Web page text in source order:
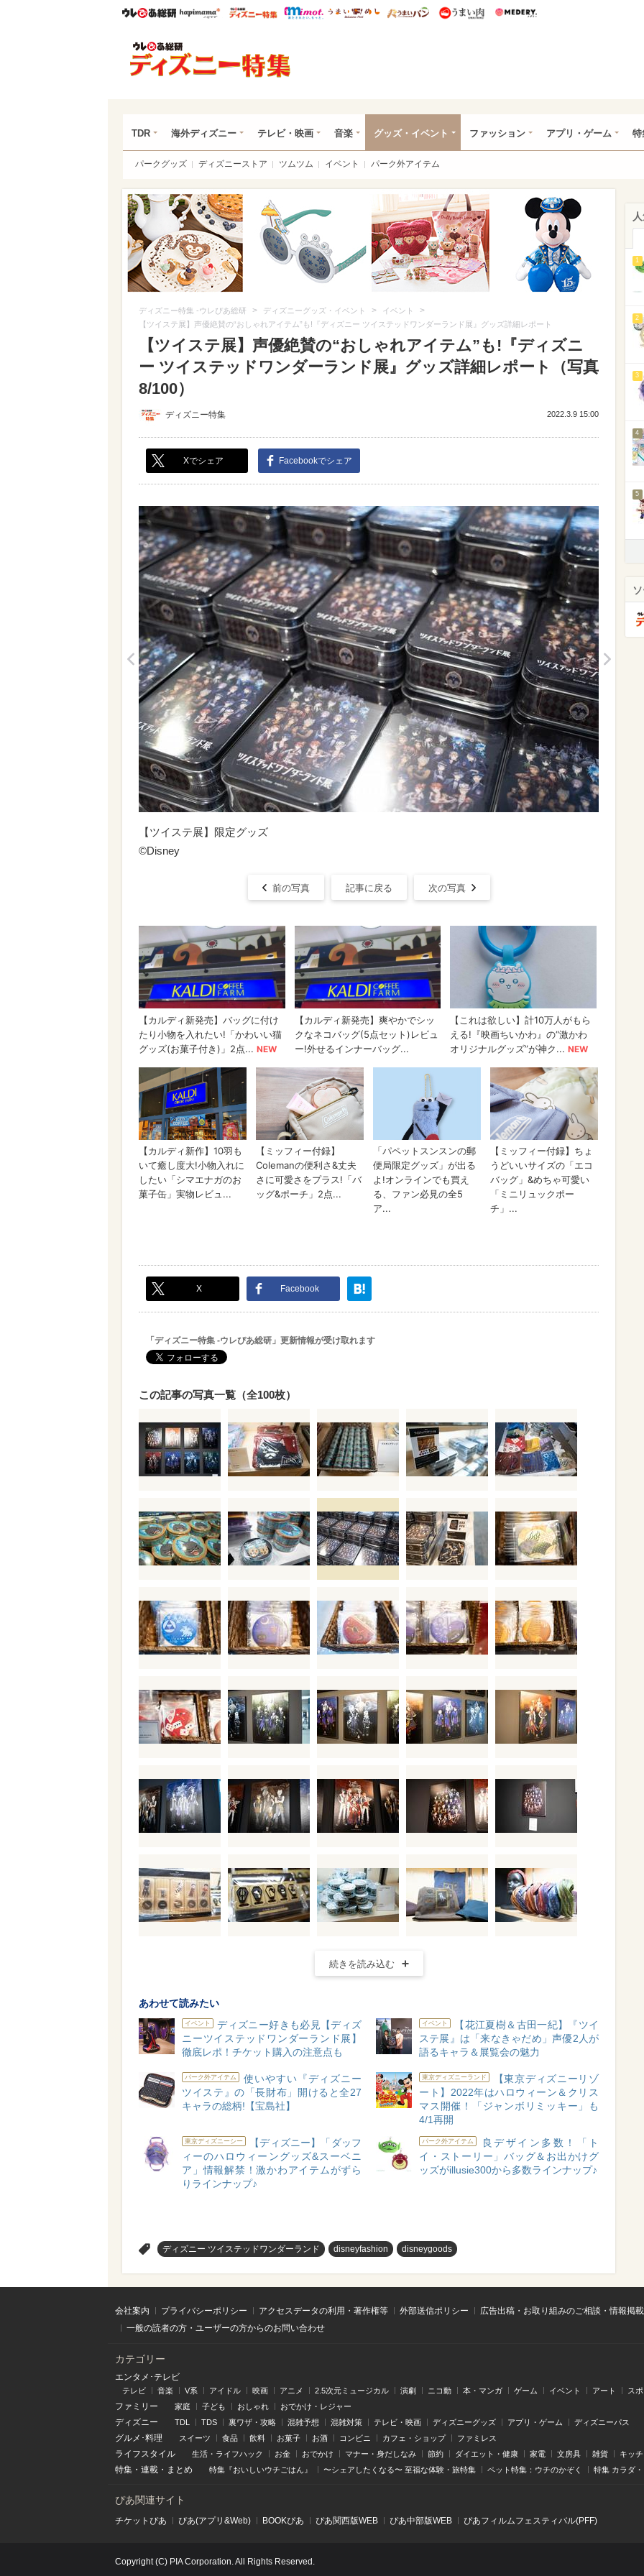
ウレぴあ総研ハピママ* ウレぴあ総研 ディズニー特集
mimot. うまいめし うまいパン うまい肉
TDR 海外ディズニー テレビ・映画 音楽 グッズ・イベント ファッション アプリ・ゲーム 特
パークグッズ ディズニーストア ツムツム イベント パーク外アイテム
ディズニー特集 -ウレぴあ総研 > ディズニーグッズ・イベント > イベント >
【ツイステ展】声優絶賛の“おしゃれアイテム”も!『ディズニー ツイステッドワンダーランド展』グッズ詳細レポート
【ツイステ展】声優絶賛の“おしゃれアイテム”も!『ディズニ
ー ツイステッドワンダーランド展』グッズ詳細レポート（写真
8/100）
ディズニー特集 2022.3.9 15:00
Xでシェア Facebookでシェア
【ツイステ展】限定グッズ
©︎Disney
前の写真 記事に戻る 次の写真
X Facebook
「ディズニー特集 -ウレぴあ総研」更新情報が受け取れます
この記事の写真一覧（全100枚）
続きを読み込む
あわせて読みたい
イベント
ディズニー好きも必見【ディズ
ニーツイステッドワンダーランド展】
徹底レポ！チケット購入の注意点も
イベント
【花江夏樹＆古田一紀】『ツイ
ステ展』は「来なきゃだめ」声優2人が
語るキャラ＆展覧会の魅力
パーク外アイテム
使いやすい『ディズニー
ツイステ』の「長財布」開けると全27
キャラの総柄!【宝島社】
東京ディズニーランド
【東京ディズニーリゾ
ート】2022年はハロウィーン＆クリス
マス開催！「ジャンボリミッキー」も
4/1再開
東京ディズニーシー
【ディズニー】「ダッフ
ィーのハロウィーングッズ&スーベニ
ア」情報解禁！激かわアイテムがずら
りラインナップ♪
パーク外アイテム
良デザイン多数！「ト
イ・ストーリー」バッグ＆お出かけグ
ッズがillusie300から多数ラインナップ♪
ディズニー ツイステッドワンダーランド disneyfashion disneygoods
1
2
3
4
5
会社案内 プライバシーポリシー アクセスデータの利用・著作権等 外部送信ポリシー
広告出稿・お取り組みのご相談・情報掲
一般の読者の方・ユーザーの方からのお問い合わせ
カテゴリー
エンタメ･テレビ
テレビ 音楽 V系 アイドル 映画 アニメ 2.5次元ミュージカル 演劇 ニコ動 本・マンガ ゲーム イベント アート ス
ファミリー 家庭 子ども おしゃれ おでかけ・レジャー
ディズニー TDL TDS 裏ワザ・攻略 混雑予想 混雑対策 テレビ・映画 ディズニーグッズ アプリ・ゲーム ディズニーパス
グルメ･料理 スイーツ 食品 飲料 お菓子 お酒 コンビニ カフェ・ショップ ファミレス
ライフスタイル 生活・ライフハック お金 おでかけ マナー・身だしなみ 節約 ダイエット・健康 家電 文房具 雑貨 キッ
特集 ・ 連載 ・ まとめ 特集『おいしいウチごはん』 〜シェアしたくなる〜 至福な体験・旅特集 ペット特集：ウチのかぞく 特集 カラダ
ぴあ関連サイト
チケットぴあ ぴあ(アプリ&Web) BOOKぴあ ぴあ関⻄版WEB ぴあ中部版WEB ぴあフィルムフェスティバル(PFF)
Copyright (C) PIA Corporation. All Rights Reserved.